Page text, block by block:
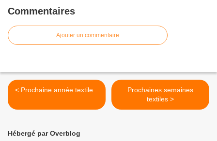
Commentaires
Ajouter un commentaire
< Prochaine année textile...
Prochaines semaines
textiles >
Hébergé par Overblog